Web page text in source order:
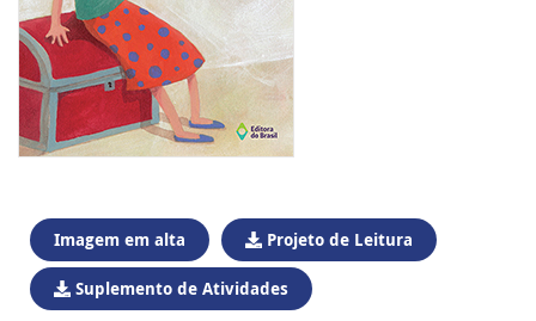
Imagem em alta Projeto de Leitura
Suplemento de Atividades